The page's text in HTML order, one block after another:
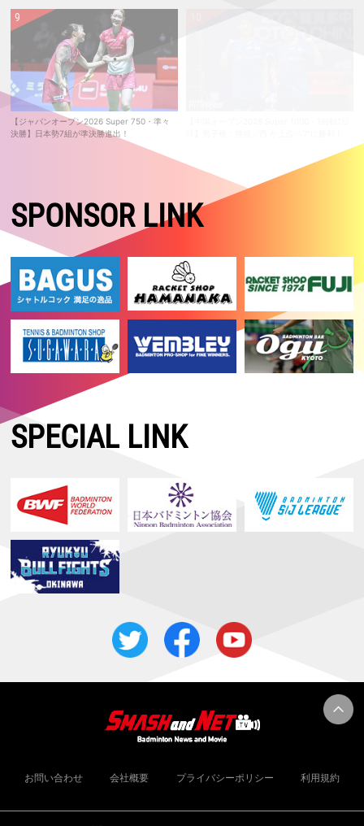
【ジャパンオープン2026 Super 750・準々
決勝】日本勢7組が準決勝進出！
SPONSOR LINK
SPECIAL LINK
お問い合わせ 会社概要 プライバシーポリシー 利用規約